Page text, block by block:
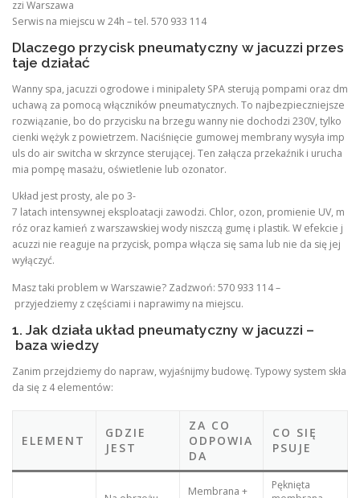
zzi Warszawa
Serwis na miejscu w 24h – tel. 570 933 114
Dlaczego przycisk pneumatyczny w jacuzzi przes
taje działać
Wanny spa, jacuzzi ogrodowe i minipalety SPA sterują pompami oraz dm
uchawą za pomocą włączników pneumatycznych. To najbezpieczniejsze
rozwiązanie, bo do przycisku na brzegu wanny nie dochodzi 230V, tylko
cienki wężyk z powietrzem. Naciśnięcie gumowej membrany wysyła imp
uls do air switcha w skrzynce sterującej. Ten załącza przekaźnik i urucha
mia pompę masażu, oświetlenie lub ozonator.
Układ jest prosty, ale po 3-
7 latach intensywnej eksploatacji zawodzi. Chlor, ozon, promienie UV, m
róz oraz kamień z warszawskiej wody niszczą gumę i plastik. W efekcie j
acuzzi nie reaguje na przycisk, pompa włącza się sama lub nie da się jej
wyłączyć.
Masz taki problem w Warszawie? Zadzwoń: 570 933 114 –
przyjedziemy z częściami i naprawimy na miejscu.
1. Jak działa układ pneumatyczny w jacuzzi –
baza wiedzy
Zanim przejdziemy do napraw, wyjaśnijmy budowę. Typowy system skła
da się z 4 elementów:
ELEMENT
GDZIE
JEST
ZA CO
ODPOWIA
DA
CO SIĘ
PSUJE
Membrana +
Pęknięta